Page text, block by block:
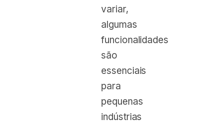
variar,
algumas
funcionalidades
são
essenciais
para
pequenas
indústrias